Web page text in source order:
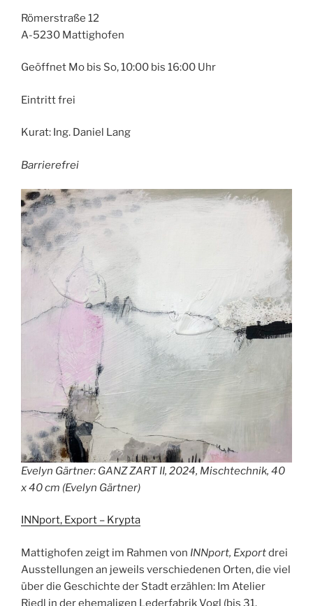
Römerstraße 12
A-5230 Mattighofen
Geöffnet Mo bis So, 10:00 bis 16:00 Uhr
Eintritt frei
Kurat: Ing. Daniel Lang
Barrierefrei
Evelyn Gärtner: GANZ ZART II, 2024, Mischtechnik, 40
x 40 cm (Evelyn Gärtner)
INNport, Export – Krypta
Mattighofen zeigt im Rahmen von INNport, Exportdrei
Ausstellungen an jeweils verschiedenen Orten, die viel
über die Geschichte der Stadt erzählen: Im Atelier
Riedl in der ehemaligen Lederfabrik Vogl (bis 31.